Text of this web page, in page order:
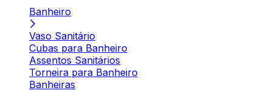
Banheiro
Vaso Sanitário
Cubas para Banheiro
Assentos Sanitários
Torneira para Banheiro
Banheiras